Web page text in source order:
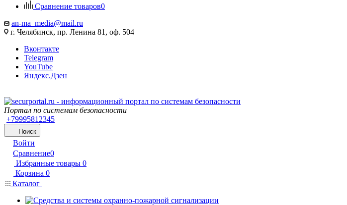
Сравнение товаров0
an-ma_media@mail.ru
г. Челябинск, пр. Ленина 81, оф. 504
Вконтакте
Telegram
YouTube
Яндекс.Дзен
Портал по системам безопасности
+79995812345
Поиск
Войти
Сравнение0
Избранные товары 0
Корзина 0
Каталог